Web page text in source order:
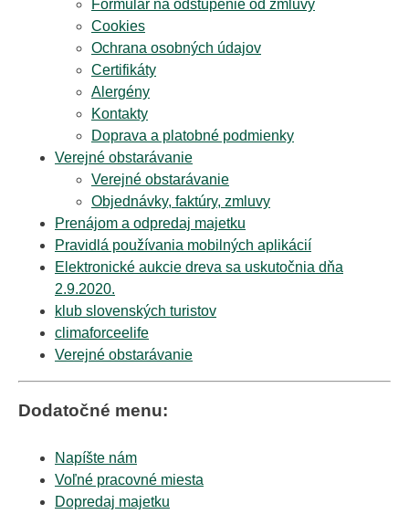
Formulár na odstúpenie od zmluvy
Cookies
Ochrana osobných údajov
Certifikáty
Alergény
Kontakty
Doprava a platobné podmienky
Verejné obstarávanie
Verejné obstarávanie
Objednávky, faktúry, zmluvy
Prenájom a odpredaj majetku
Pravidlá používania mobilných aplikácií
Elektronické aukcie dreva sa uskutočnia dňa
2.9.2020.
klub slovenských turistov
climaforceelife
Verejné obstarávanie
Dodatočné menu:
Napíšte nám
Voľné pracovné miesta
Dopredaj majetku